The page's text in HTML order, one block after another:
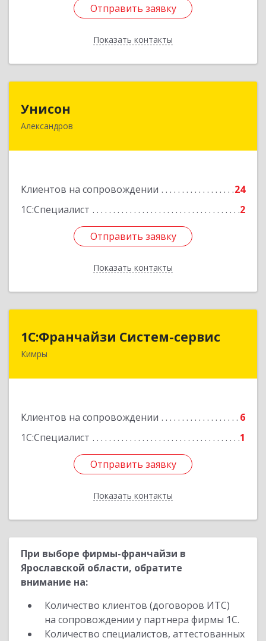
Отправить заявку
Показать контакты
Отправить заявку
Назад
Унисон
Александров
Клиентов на сопровождении
24
1С:Специалист
2
Отправить заявку
Показать контакты
601650, Владимирская обл, Александровский р-
Подробнее
Отправить заявку
Назад
1С:Франчайзи Систем-сервис
Кимры
Клиентов на сопровождении
6
1С:Специалист
1
Отправить заявку
Показать контакты
1С:Франчайзи Систем-сервис
Отправить заявку
Назад
При выборе фирмы-франчайзи в
Ярославской области, обратите
внимание на:
Количество клиентов (договоров ИТС)
на сопровождении у партнера фирмы 1С.
Количество специалистов, аттестованных